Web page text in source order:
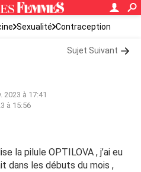
Sexualité Contraception
Sujet Suivant
2023 à 17:41
à 15:56
la pilule OPTILOVA , j’ai eu
dans les débuts du mois ,